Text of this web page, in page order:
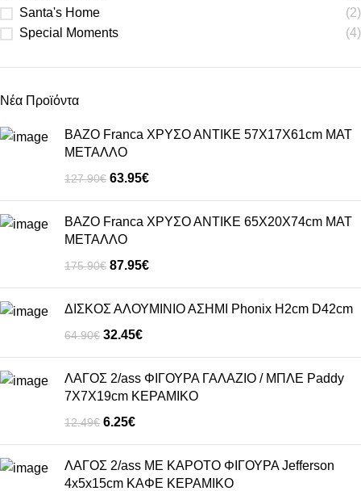
Santa's Home
(2)
Special Moments
(4)
Νέα Προϊόντα
ΒΑΖΟ Franca ΧΡΥΣΟ ΑΝΤΙΚΕ 57Χ17Χ61cm ΜΑΤ
ΜΕΤΑΛΛΟ
127.90€ 63.95€
ΒΑΖΟ Franca ΧΡΥΣΟ ΑΝΤΙΚΕ 65Χ20Χ74cm ΜΑΤ
ΜΕΤΑΛΛΟ
175.90€ 87.95€
ΔΙΣΚΟΣ ΑΛΟΥΜΙΝΙΟ ΑΣΗΜΙ Phonix H2cm D42cm
64.90€ 32.45€
ΛΑΓΟΣ 2/ass ΦΙΓΟΥΡΑ ΓΑΛΑΖΙΟ / ΜΠΛΕ Paddy
7Χ7Χ19cm ΚΕΡΑΜΙΚΟ
12.49€ 6.25€
ΛΑΓΟΣ 2/ass ΜΕ ΚΑΡΟΤΟ ΦΙΓΟΥΡΑ Jefferson
4x5x15cm ΚΑΦΕ ΚΕΡΑΜΙΚΟ